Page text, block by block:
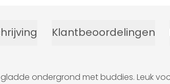
Klantbeoordelingen
ondergrond met buddies. Leuk